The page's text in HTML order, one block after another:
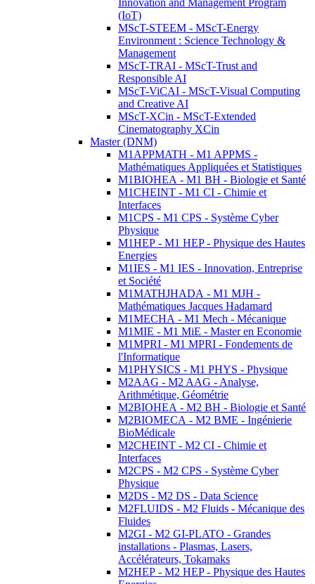
Innovation and Management Program
(IoT)
MScT-STEEM - MScT-Energy
Environment : Science Technology &
Management
MScT-TRAI - MScT-Trust and
Responsible AI
MScT-ViCAI - MScT-Visual Computing
and Creative AI
MScT-XCin - MScT-Extended
Cinematography XCin
Master (DNM)
M1APPMATH - M1 APPMS -
Mathématiques Appliquées et Statistiques
M1BIOHEA - M1 BH - Biologie et Santé
M1CHEINT - M1 CI - Chimie et
Interfaces
M1CPS - M1 CPS - Système Cyber
Physique
M1HEP - M1 HEP - Physique des Hautes
Energies
M1IES - M1 IES - Innovation, Entreprise
et Société
M1MATHJHADA - M1 MJH -
Mathématiques Jacques Hadamard
M1MECHA - M1 Mech - Mécanique
M1MIE - M1 MiE - Master en Economie
M1MPRI - M1 MPRI - Fondements de
l'Informatique
M1PHYSICS - M1 PHYS - Physique
M2AAG - M2 AAG - Analyse,
Arithmétique, Géométrie
M2BIOHEA - M2 BH - Biologie et Santé
M2BIOMECA - M2 BME - Ingénierie
BioMédicale
M2CHEINT - M2 CI - Chimie et
Interfaces
M2CPS - M2 CPS - Système Cyber
Physique
M2DS - M2 DS - Data Science
M2FLUIDS - M2 Fluids - Mécanique des
Fluides
M2GI - M2 GI-PLATO - Grandes
installations - Plasmas, Lasers,
Accélérateurs, Tokamaks
M2HEP - M2 HEP - Physique des Hautes